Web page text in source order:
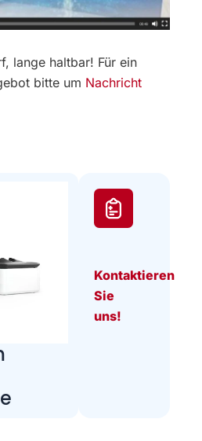
lange haltbar! Für ein
bitte um Nachricht
Kontaktieren
Sie
uns!